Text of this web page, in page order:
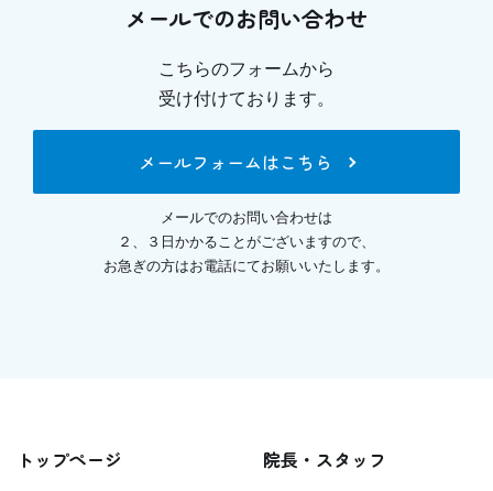
メールでのお問い合わせ
こちらのフォームから
受け付けております。
メールフォームはこちら
メールでのお問い合わせは
２、３日かかることがございますので、
お急ぎの方はお電話にてお願いいたします。
トップページ 院長・スタッフ